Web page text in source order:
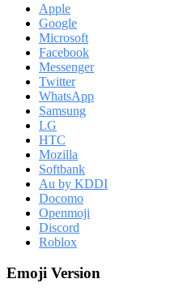
Apple
Google
Microsoft
Facebook
Messenger
Twitter
WhatsApp
Samsung
LG
HTC
Mozilla
Softbank
Au by KDDI
Docomo
Openmoji
Discord
Roblox
Emoji Version